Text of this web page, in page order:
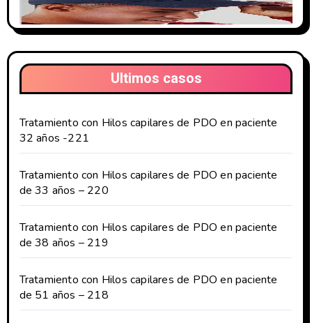
Ultimos casos
Tratamiento con Hilos capilares de PDO en paciente
32 años -221
Tratamiento con Hilos capilares de PDO en paciente
de 33 años – 220
Tratamiento con Hilos capilares de PDO en paciente
de 38 años – 219
Tratamiento con Hilos capilares de PDO en paciente
de 51 años – 218